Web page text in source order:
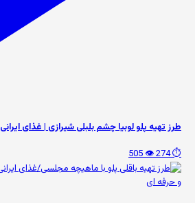
طرز تهیه پلو لوبیا چشم بلبلی شیرازی | غذای ایرانی
⏱️ 274
👁️ 505